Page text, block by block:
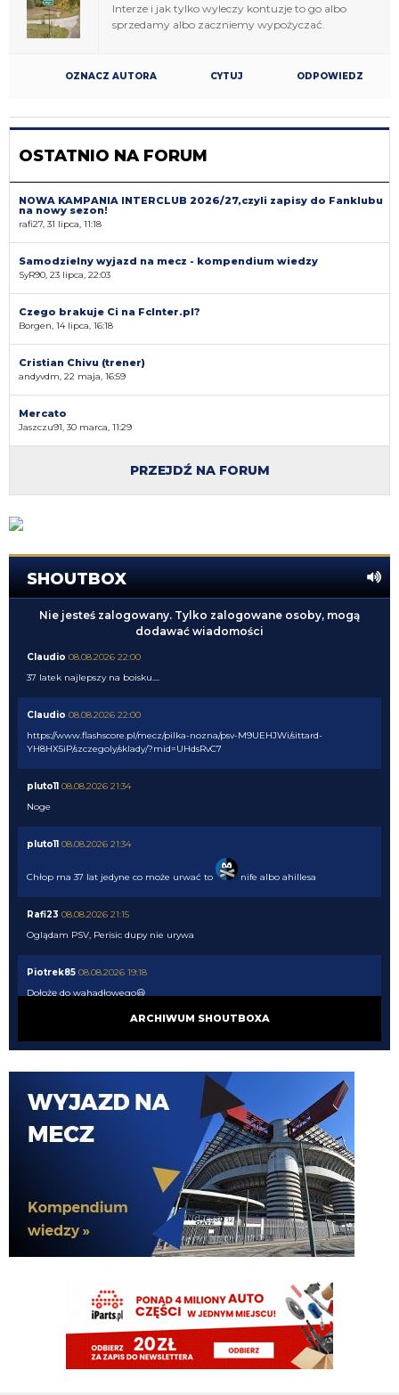
Interze i jak tylko wyleczy kontuzje to go albo
sprzedamy albo zaczniemy wypożyczać.
OZNACZ AUTORA CYTUJ ODPOWIEDZ
OSTATNIO NA FORUM
NOWA KAMPANIA INTERCLUB 2026/27,czyli zapisy do Fanklubu
na nowy sezon!
rafi27, 31 lipca, 11:18
Samodzielny wyjazd na mecz - kompendium wiedzy
SyR90, 23 lipca, 22:03
Czego brakuje Ci na FcInter.pl?
Borgen, 14 lipca, 16:18
Cristian Chivu (trener)
andyvdm, 22 maja, 16:59
Mercato
Jaszczu91, 30 marca, 11:29
PRZEJDŹ NA FORUM
SHOUTBOX
Nie jesteś zalogowany. Tylko zalogowane osoby, mogą
dodawać wiadomości
Claudio 08.08.2026 22:00
37 latek najlepszy na boisku....
Claudio 08.08.2026 22:00
https://www.flashscore.pl/mecz/pilka-nozna/psv-M9UEHJWi/sittard-
YH8HX5iP/szczegoly/sklady/?mid=UHdsRvC7
pluto11 08.08.2026 21:34
Noge
pluto11 08.08.2026 21:34
Chłop ma 37 lat jedyne co może urwać to nife albo ahillesa
Rafi23 08.08.2026 21:15
Oglądam PSV, Perisic dupy nie urywa
Piotrek85 08.08.2026 19:18
Dołożę do wahadłowego😃
Piotrek na co wydasz te pieniądze?
Piotrek85
08.08.2026 18:16
Raczej nie będą to duże kwoty.
Piotrek85 08.08.2026 18:15
Colidio przechodzi do Vasco. Chyba mamy jakiś procent odsprzedaży.
Cyrax 08.08.2026 17:31
robi więcej w kilka minut niż LH przez cały pobyt w Interze
08.08.2026 17:29
Diouf naprawdę tak dobrze wygląda na wahadle?
ARCHIWUM SHOUTBOXA